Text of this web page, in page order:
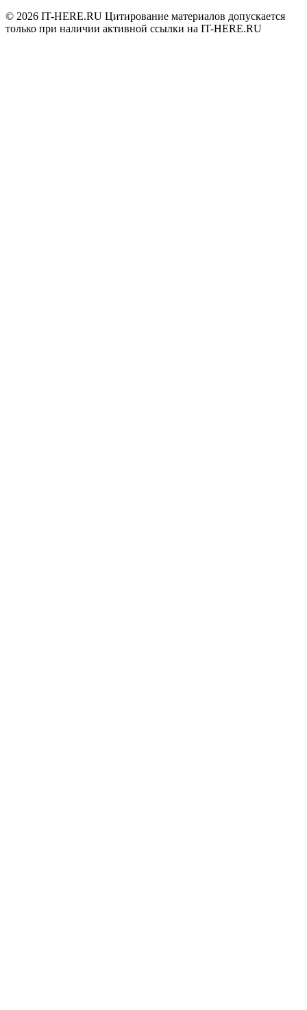
© 2026 IT-HERE.RU Цитирование материалов допускается
только при наличии активной ссылки на IT-HERE.RU